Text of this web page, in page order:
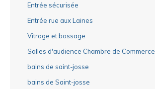
Entrée sécurisée
Entrée rue aux Laines
Vitrage et bossage
Salles d'audience Chambre de Commerce
bains de saint-josse
bains de Saint-josse